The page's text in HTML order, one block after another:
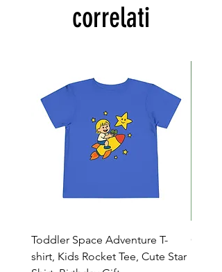
correlati
Toddler Space Adventure T-
shirt, Kids Rocket Tee, Cute Star